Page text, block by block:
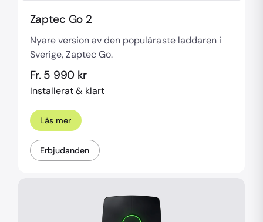
Zaptec Go 2
Nyare version av den populäraste laddaren i
Sverige, Zaptec Go.
Fr. 5 990 kr
Installerat & klart
Läs mer
Erbjudanden